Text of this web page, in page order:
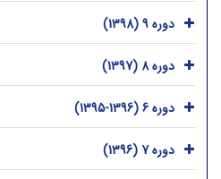
دوره 9 (1398)
دوره 8 (1397)
دوره 6 (1396-1395)
دوره 7 (1396)